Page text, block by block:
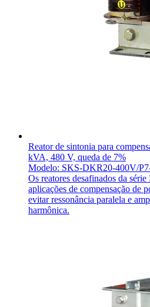
Reator de sintonia para
kVA, 480 V, queda de 7%
Modelo: SKS-DKR20-400V/
Os reatores desafinados da
aplicações de compensação de
evitar ressonância paralela e
harmônica.